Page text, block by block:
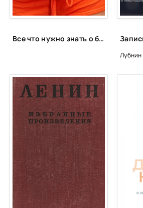
25
29
30
Все что нужно знать о беременности и родах